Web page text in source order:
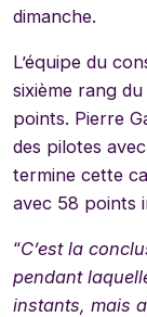
dimanche.
L’équipe du
sixième rang
points. Pierre
des pilotes
termine cette
avec 58 points
“C’est la
pendant
instants, mais